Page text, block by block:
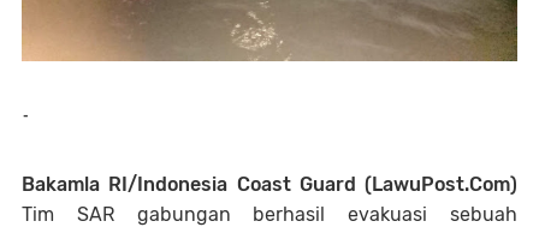
-
Bakamla RI/Indonesia Coast Guard (LawuPost.Com)
Tim SAR gabungan berhasil evakuasi sebuah